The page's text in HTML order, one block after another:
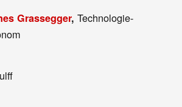
Grassegger,Technologie-